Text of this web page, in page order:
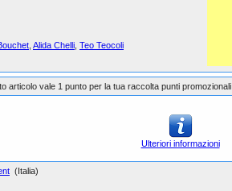
Alida Chelli Teo Teocoli
articolo vale 1 punto per la tua raccolta punti promozionali
Ulteriori informazioni
(Italia)